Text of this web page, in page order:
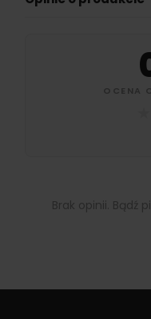
OCENA
Brak opinii. Bądź